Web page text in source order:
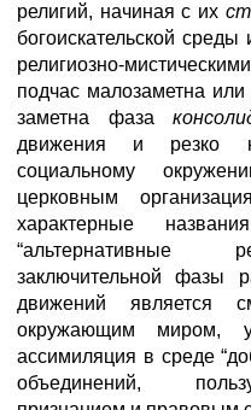
религий, начиная с их
богоискательской среды
религиозно-
подчас малозаметна
заметна фаза
движения и резко
социальному
церковным
характерные
“альтернативные
заключительной фазы
движений является
окружающим миром,
ассимиляция в среде
объединений,